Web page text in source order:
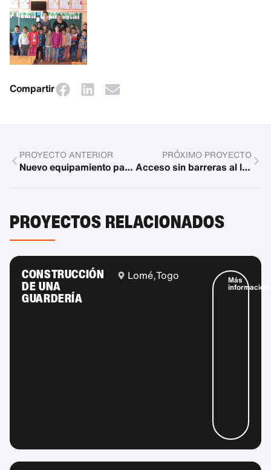
Compartir
PROYECTO ANTERIOR
Nuevo equipamiento para el parque infantil integrador de Múnich
PRÓXIMO PROYECTO
Acceso sin barreras al lago de baño
PROYECTOS RELACIONADOS
CONSTRUCCIÓN
DE UNA
GUARDERÍA
Lomé,Togo Más
información